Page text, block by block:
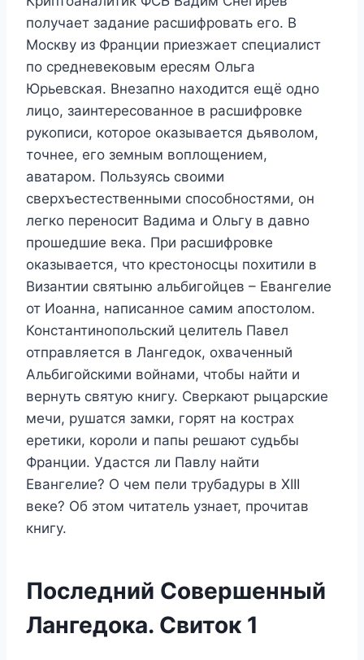
получает задание расшифровать его. В
Москву из Франции приезжает специалист
по средневековым ересям Ольга
Юрьевская. Внезапно находится ещё одно
лицо, заинтересованное в расшифровке
рукописи, которое оказывается дьяволом,
точнее, его земным воплощением,
аватаром. Пользуясь своими
сверхъестественными способностями, он
легко переносит Вадима и Ольгу в давно
прошедшие века. При расшифровке
оказывается, что крестоносцы похитили в
Византии святыню альбигойцев – Евангелие
от Иоанна, написанное самим апостолом.
Константинопольский целитель Павел
отправляется в Лангедок, охваченный
Альбигойскими войнами, чтобы найти и
вернуть святую книгу. Сверкают рыцарские
мечи, рушатся замки, горят на кострах
еретики, короли и папы решают судьбы
Франции. Удастся ли Павлу найти
Евангелие? О чем пели трубадуры в XIII
веке? Об этом читатель узнает, прочитав
книгу.
Последний Совершенный
Лангедока. Свиток 1